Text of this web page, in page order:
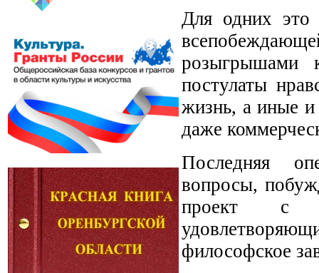
Для одних это
розыгрышами
постулаты
жизнь, а иные и
даже
Последняя
вопросы,
проект с
философское